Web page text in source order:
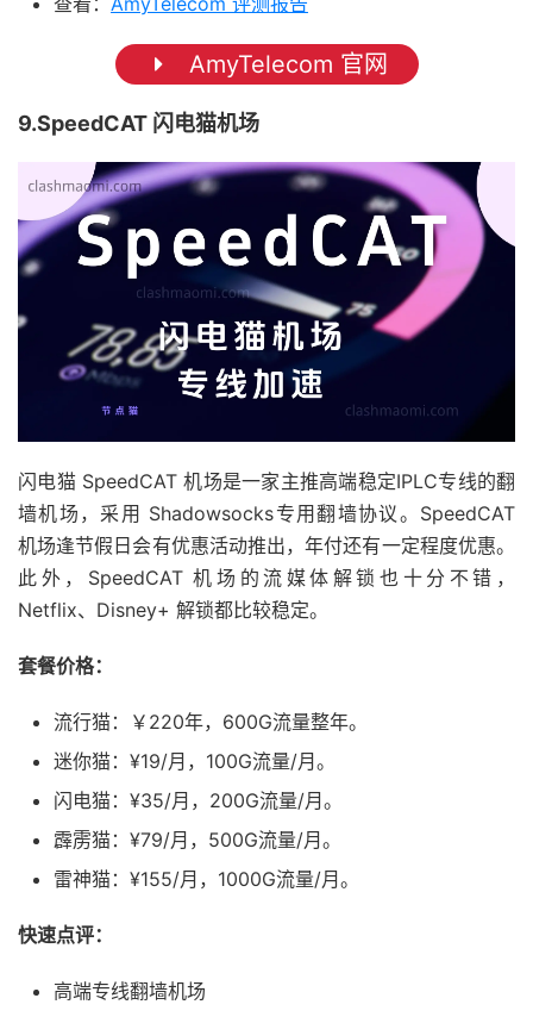
AmyTelecom 官网
9.SpeedCAT 闪电猫机场
闪电猫 SpeedCAT 机场是一家主推高端稳定IPLC专线的翻
墙机场，采用 Shadowsocks专用翻墙协议。SpeedCAT
机场逢节假日会有优惠活动推出，年付还有一定程度优惠。
此外，SpeedCAT 机场的流媒体解锁也十分不错，
Netflix、Disney+ 解锁都比较稳定。
套餐价格：
流行猫：￥220年，600G流量整年。
迷你猫：¥19/月，100G流量/月。
闪电猫：¥35/月，200G流量/月。
霹雳猫：¥79/月，500G流量/月。
雷神猫：¥155/月，1000G流量/月。
快速点评：
高端专线翻墙机场